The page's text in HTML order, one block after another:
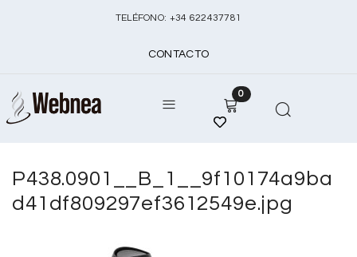
TELÉFONO: +34 622437781
CONTACTO
0
P438.0901__B_1__9f10174a9ba
d41df809297ef3612549e.jpg